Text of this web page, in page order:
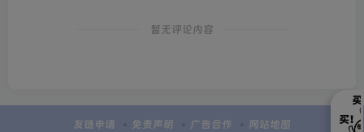
暂无评论内容
友链申请 免责声明 广告合作 网站地图